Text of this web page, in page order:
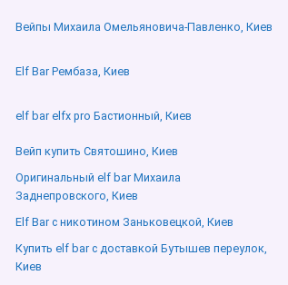
Вейпы Михаила Омельяновича-Павленко, Киев
Elf Bar Рембаза, Киев
elf bar elfx pro Бастионный, Киев
Вейп купить Святошино, Киев
Оригинальный elf bar Михаила
Заднепровского, Киев
Elf Bar с никотином Заньковецкой, Киев
Купить elf bar с доставкой Бутышев переулок,
Киев